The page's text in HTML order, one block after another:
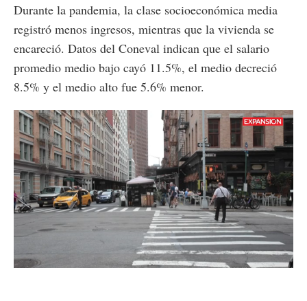
Durante la pandemia, la clase socioeconómica media
registró menos ingresos, mientras que la vivienda se
encareció. Datos del Coneval indican que el salario
promedio medio bajo cayó 11.5%, el medio decreció
8.5% y el medio alto fue 5.6% menor.
35.37%